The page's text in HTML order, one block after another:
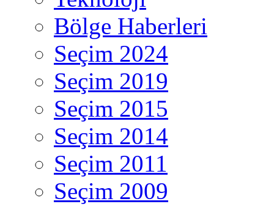
Bölge Haberleri
Seçim 2024
Seçim 2019
Seçim 2015
Seçim 2014
Seçim 2011
Seçim 2009